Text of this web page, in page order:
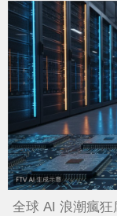
全球 AI 浪潮瘋